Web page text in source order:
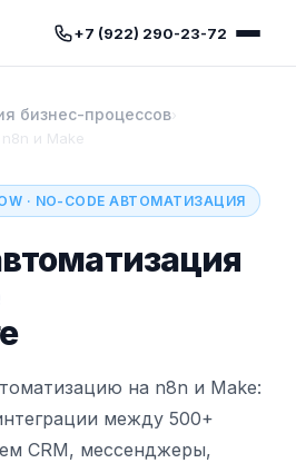
+7 (922) 290-23-72
бизнес-процессов›
и Make
· NO-CODE АВТОМАТИЗАЦИЯ
на n8n и Make:
между 500+
CRM, мессенджеры,